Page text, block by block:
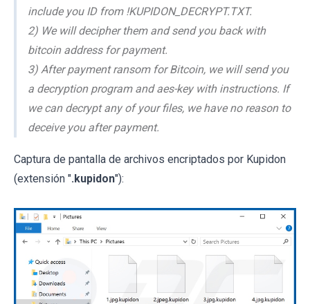
include you ID from !KUPIDON_DECRYPT.TXT.
2) We will decipher them and send you back with
bitcoin address for payment.
3) After payment ransom for Bitcoin, we will send you
a decryption program and aes-key with instructions. If
we can decrypt any of your files, we have no reason to
deceive you after payment.
Captura de pantalla de archivos encriptados por Kupidon
(extensión ".kupidon"):